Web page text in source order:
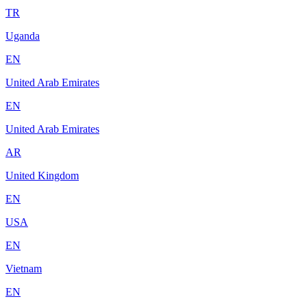
TR
Uganda
EN
United Arab Emirates
EN
United Arab Emirates
AR
United Kingdom
EN
USA
EN
Vietnam
EN